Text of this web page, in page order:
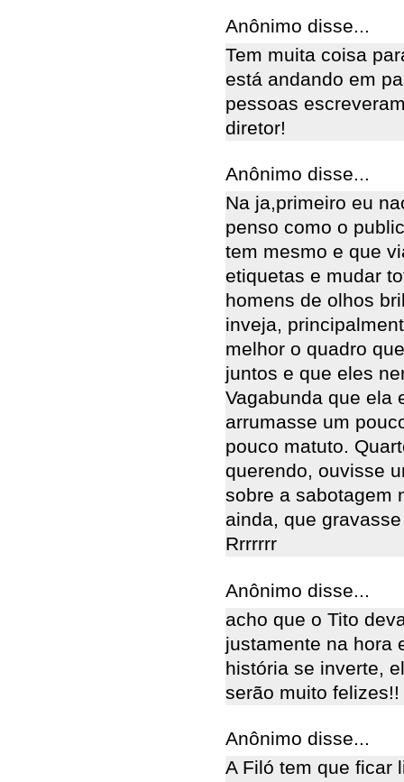
Anônimo disse...
Tem muita coisa
está andando em
pessoas
diretor!
Anônimo disse...
Na ja,primeiro eu
penso como o
tem mesmo e que
etiquetas e mudar
homens de olhos
inveja,
melhor o quadro
juntos e que eles
Vagabunda que ela
arrumasse um
pouco matuto.
querendo, ouvisse
sobre a sabotagem
ainda, que
Rrrrrrr
Anônimo disse...
acho que o Tito
justamente na hora
história se inverte,
serão muito felizes!!
Anônimo disse...
A Filó tem que ficar